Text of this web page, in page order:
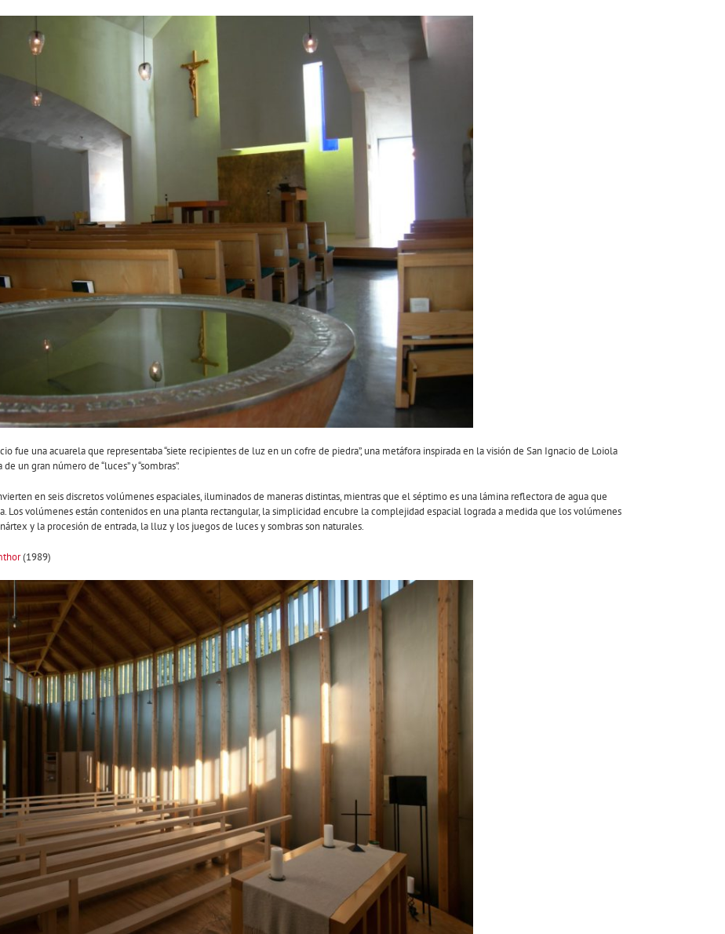
fue una acuarela que representaba “siete recipientes de luz en un cofre de piedra”, una metáfora inspirada en la visión de San Ignacio de Loiola
un gran número de “luces” y “sombras”.
en seis discretos volúmenes espaciales, iluminados de maneras distintas, mientras que el séptimo es una lámina reflectora de agua que
Los volúmenes están contenidos en una planta rectangular, la simplicidad encubre la complejidad espacial lograda a medida que los volúmenes
y la procesión de entrada, la lluz y los juegos de luces y sombras son naturales.
(1989)